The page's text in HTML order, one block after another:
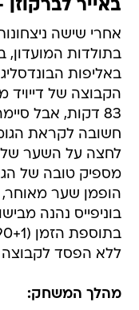
באייר לברקוזן
אחרי שישה
בתולדות המועדון,
באליפות
הקבוצה של
83 דקות, אבל
חשובה לקראת
לחצה על השער
מספיק טובה של
הופמן שער מאוחר,
בוניפייס נהנה
ללא הפסד לקבוצה
מהלך המשחק: